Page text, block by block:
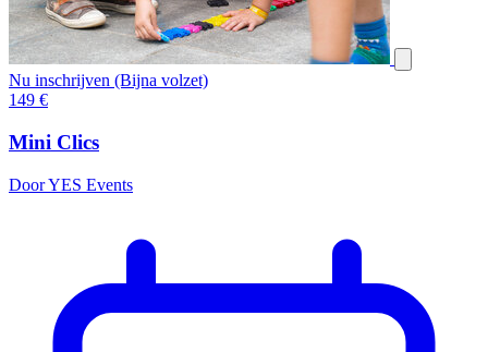
Nu inschrijven (Bijna volzet)
149 €
Mini Clics
Door YES Events